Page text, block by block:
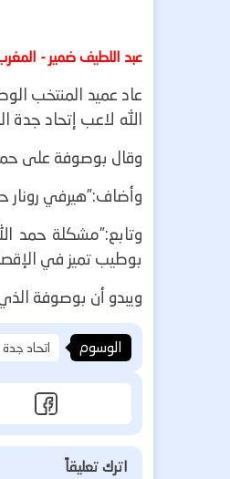
عبد اللطيف ضمير -
عاد عميد المنتخب
الله لاعب إتحاد
وقال بوصوفة على حمد
وأضاف:”هيرفي رونار
وتابع:”مشكلة حمد
بوطيب تميز في
ويبدو أن بوصوفة الذي كان يتحدث مع صفحة
الوسوم اتحاد
اترك تعليقاً